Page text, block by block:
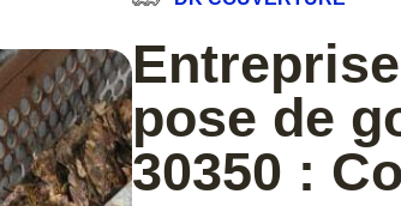
pose de
30350 :